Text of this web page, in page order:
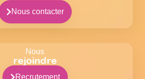
Nous contacter
Nous
rejoindre
Recrutement